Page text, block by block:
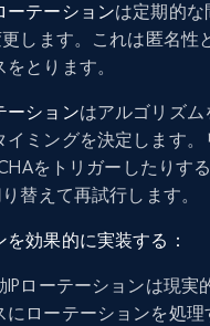
ーテーションは定期的な
更します。これは匿名性
とります。
ーションはアルゴリズ
イミングを決定します
をトリガーしたりす
替えて再試行します。
を効果的に実装する：
IPローテーションは現実
にローテーションを処